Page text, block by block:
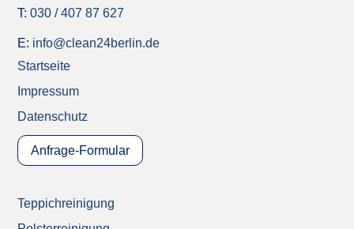
T:030 / 407 87 627
E: info@clean24berlin.de
Startseite
Impressum
Datenschutz
Anfrage-Formular
Teppichreinigung